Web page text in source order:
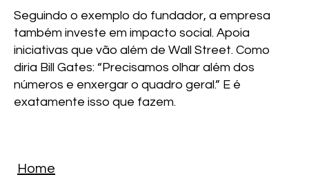
Seguindo o exemplo do fundador, a empresa
também investe em impacto social. Apoia
iniciativas que vão além de Wall Street. Como
diria Bill Gates: “Precisamos olhar além dos
números e enxergar o quadro geral.” E é
exatamente isso que fazem.
Home